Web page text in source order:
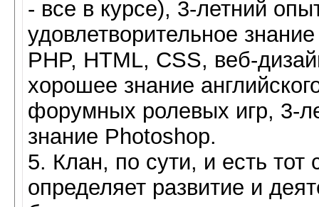
- все в курсе), 3-летний
удовлетворительное
PHP, HTML, CSS, веб-
хорошее знание
форумных ролевых игр, 3-
знание Photoshop.
5. Клан, по сути, и есть
определяет развитие и